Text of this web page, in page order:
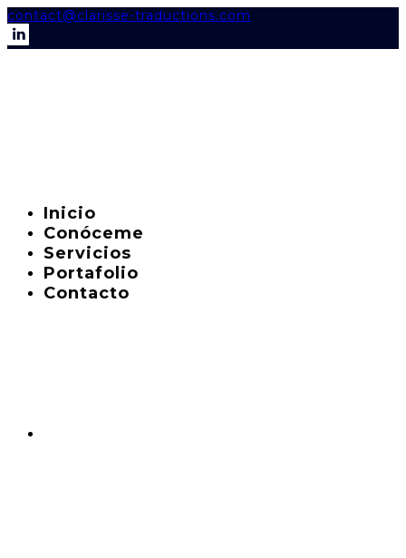
contact@clarisse-traductions.com
Inicio
Conóceme
Servicios
Portafolio
Contacto